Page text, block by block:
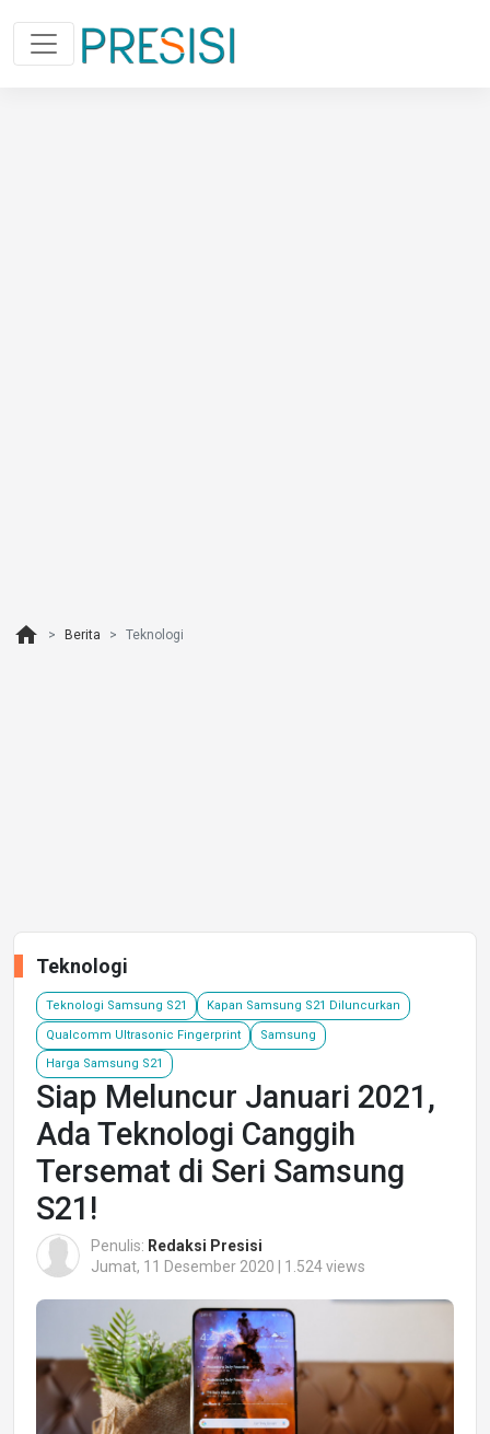
home Berita Teknologi
Teknologi
Teknologi Samsung S21 Kapan Samsung S21 Diluncurkan
Qualcomm Ultrasonic Fingerprint Samsung
Harga Samsung S21
Siap Meluncur Januari 2021,
Ada Teknologi Canggih
Tersemat di Seri Samsung
S21!
Penulis: Redaksi Presisi
Jumat, 11 Desember 2020 | 1.524 views